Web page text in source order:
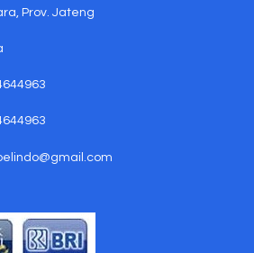
Prov. Jateng